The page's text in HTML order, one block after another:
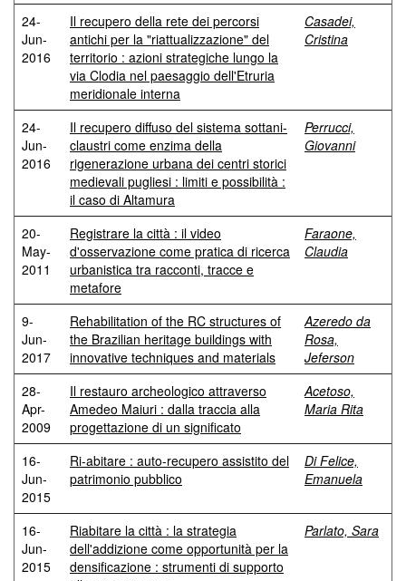
24-
Jun-
2016
Il recupero della rete dei percorsi
antichi per la "riattualizzazione" del
territorio : azioni strategiche lungo la
via Clodia nel paesaggio dell'Etruria
meridionale interna
Casadei,
Cristina
24-
Jun-
2016
Il recupero diffuso del sistema sottani-
claustri come enzima della
rigenerazione urbana dei centri storici
medievali pugliesi : limiti e possibilità :
il caso di Altamura
Perrucci,
Giovanni
20-
May-
2011
Registrare la città : il video
d'osservazione come pratica di ricerca
urbanistica tra racconti, tracce e
metafore
Faraone,
Claudia
9-
Jun-
2017
Rehabilitation of the RC structures of
the Brazilian heritage buildings with
innovative techniques and materials
Azeredo da
Rosa,
Jeferson
28-
Apr-
2009
Il restauro archeologico attraverso
Amedeo Maiuri : dalla traccia alla
progettazione di un significato
Acetoso,
Maria Rita
16-
Jun-
2015
Ri-abitare : auto-recupero assistito del
patrimonio pubblico
Di Felice,
Emanuela
16-
Jun-
2015
Riabitare la città : la strategia
dell'addizione come opportunità per la
densificazione : strumenti di supporto
Parlato, Sara